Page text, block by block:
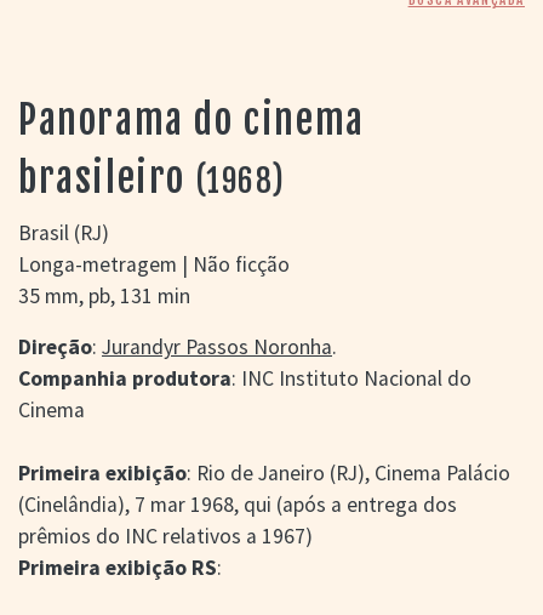
CINEMA GAÚCHO
> APRESENTAÇÃO
> BUSCA AVANÇADA
> FILMOGRAFIAS DE
CINEASTAS
> DISCOGRAFIAS
> BIBLIOGRAFIAS
CONTATO E
LOCALIZAÇÃO
Panorama do cinema
brasileiro (1968)
Brasil (RJ)
Longa-metragem | Não ficção
35 mm, pb, 131 min
Direção: Jurandyr Passos Noronha.
Companhia produtora: INC Instituto Nacional do
Cinema
Primeira exibição: Rio de Janeiro (RJ), Cinema Palácio
(Cinelândia), 7 mar 1968, qui (após a entrega dos
prêmios do INC relativos a 1967)
Primeira exibição RS: